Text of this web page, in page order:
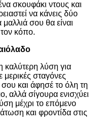
σκουφάκι ντους και
να κάνεις δύο
σου θα είναι
κόπο.
καλύτερη λύση για
σταγόνες
και άφησέ το όλη τη
αλλά σίγουρα ενισχύει
μέχρι το επόμενο
και φροντίδα στις